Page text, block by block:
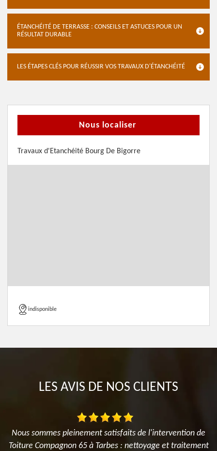
ÉTANCHÉITÉ DE TERRASSE : CONSEILS ET ASTUCES POUR UN
RÉSULTAT DURABLE
LES ÉTAPES CLÉS POUR RÉUSSIR VOS TRAVAUX D'ÉTANCHÉITÉ
Nous localiser
Travaux d'Etanchéité Bourg De Bigorre
indisponible
LES AVIS DE NOS CLIENTS
Nous sommes pleinement satisfaits de l'intervention de
Toiture Compagnon 65 à Tarbes : nettoyage et traitement